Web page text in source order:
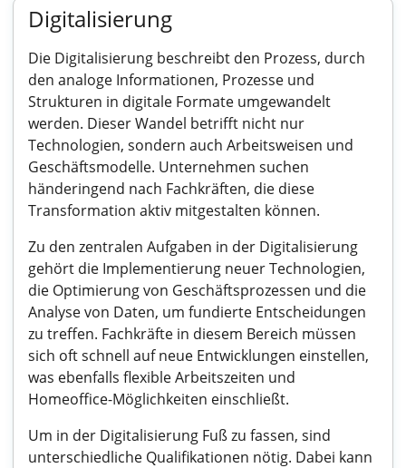
Digitalisierung
Die Digitalisierung beschreibt den Prozess, durch
den analoge Informationen, Prozesse und
Strukturen in digitale Formate umgewandelt
werden. Dieser Wandel betrifft nicht nur
Technologien, sondern auch Arbeitsweisen und
Geschäftsmodelle. Unternehmen suchen
händeringend nach Fachkräften, die diese
Transformation aktiv mitgestalten können.
Zu den zentralen Aufgaben in der Digitalisierung
gehört die Implementierung neuer Technologien,
die Optimierung von Geschäftsprozessen und die
Analyse von Daten, um fundierte Entscheidungen
zu treffen. Fachkräfte in diesem Bereich müssen
sich oft schnell auf neue Entwicklungen einstellen,
was ebenfalls flexible Arbeitszeiten und
Homeoffice-Möglichkeiten einschließt.
Um in der Digitalisierung Fuß zu fassen, sind
unterschiedliche Qualifikationen nötig. Dabei kann